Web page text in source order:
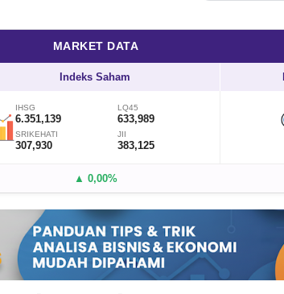
MARKET DATA
Indeks Saham
IHSG
6.351,139
LQ45
633,989
SRIKEHATI
307,930
JII
383,125
▲ 0,00%